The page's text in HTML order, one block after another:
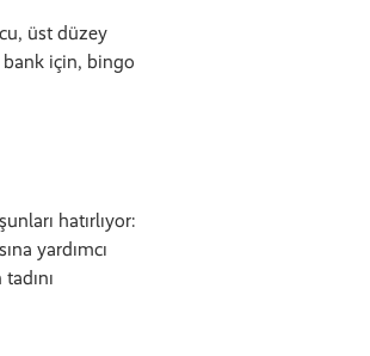
üst düzey
için, bingo
hatırlıyor:
yardımcı